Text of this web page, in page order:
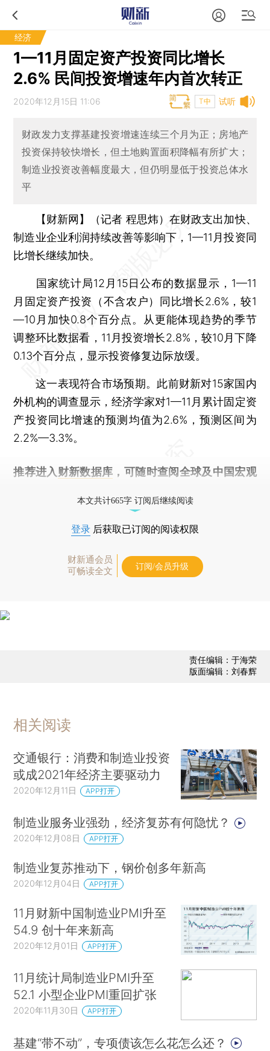
经济
1—11月固定资产投资同比增长
2.6% 民间投资增速年内首次转正
试听
2020年12月15日 11:06 T中
财政发力支撑基建投资增速连续三个月为正；房地产
投资保持较快增长，但土地购置面积降幅有所扩大；
制造业投资改善幅度最大，但仍明显低于投资总体水
平
【财新网】（记者 程思炜） 在财政支出加快、
制造业企业利润持续改善等影响下，1—11月投资同
比增长继续加快。
国家统计局12月15日公布的数据显示，1—11
月固定资产投资（不含农户）同比增长2.6%，较1
—10月加快0.8个百分点。从更能体现趋势的季节
调整环比数据看，11月投资增长2.8%，较10月下降
0.13个百分点，显示投资修复边际放缓。
这一表现符合市场预期。此前财新对15家国内
外机构的调查显示，经济学家对1—11月累计固定资
产投资同比增速的预测均值为2.6%，预测区间为
2.2%—3.3%。
推荐进入 财新数据库 ，可随时查阅全球及中国宏观
本文共计665字 订阅后继续阅读
登录 后获取已订阅的阅读权限
财新通会员
可畅读全文
订阅/会员升级
责任编辑：于海荣
版面编辑：刘春辉
相关阅读
交通银行：消费和制造业投资
或成2021年经济主要驱动力
2020年12月11日 APP打开
制造业服务业强劲，经济复苏有何隐忧？
2020年12月08日 APP打开
制造业复苏推动下，钢价创多年新高
2020年12月04日 APP打开
11月财新中国制造业PMI升至
54.9 创十年来新高
2020年12月01日 APP打开
11月统计局制造业PMI升至
52.1 小型企业PMI重回扩张
2020年11月30日 APP打开
基建“带不动”，专项债该怎么花怎么还？